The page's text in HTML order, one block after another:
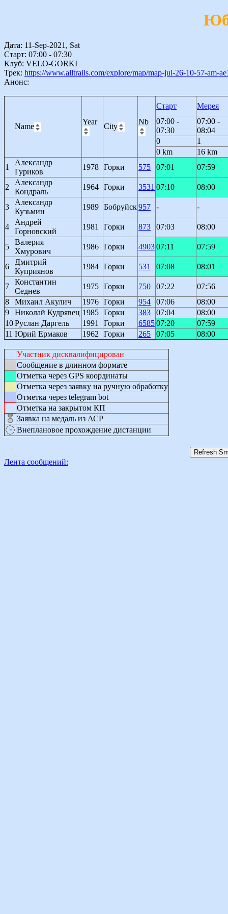
Дата: 11-Sep-2021, Sat
Старт: 07:00 - 07:30
Клуб: VELO-GORKI
Трек: https://www.alltrails.com/explore/map/map-jul-26-10-57-am-
Анонс:
Name
Year
City
Nb
Старт
Мерея
07:00 -
07:30
07:00 -
08:04
0
1
0 km
16 km
1
Александр
Гуриков
1978 Горки 575 07:01 07:59
2
Александр
Кондраль
1964 Горки 3531 07:10 08:00
3
Александр
Кузьмин
1989 Бобруйск957 - -
4
Андрей
Горновский
1981 Горки 873 07:03 08:00
5
Валерия
Хмурович
1986 Горки 490307:11 07:59
6
Дмитрий
Куприянов
1984 Горки 531 07:08 08:01
7
Константин
Седнев
1975 Горки 750 07:22
07:56
8
Михаил Акулич 1976 Горки 954 07:06
08:00
9
Николай Кудрявец 1985 Горки 383 07:04
08:00
10Руслан Даргель 1991 Горки 658507:20
07:59
11 Юрий Ермаков 1962 Горки 265 07:05 08:00
Участник дисквалифицирован
Сообщение в длинном формате
Отметка через GPS координаты
Отметка через заявку на ручную обработку
Отметка через telegram bot
Отметка на закрытом КП
Заявка на медаль из АСР
Внеплановое прохождение дистанции
Лента сообщений: